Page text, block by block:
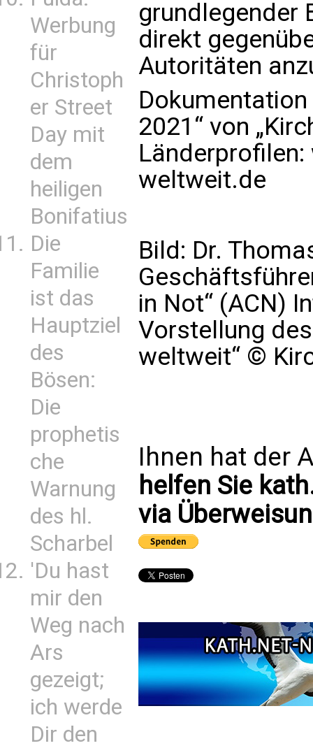
Werbung
für
Christoph
er Street
Day mit
dem
heiligen
Bonifatius
Die
Familie
ist das
Hauptziel
des
Bösen:
Die
prophetis
che
Warnung
des hl.
Scharbel
'Du hast
mir den
Weg nach
Ars
gezeigt;
ich werde
Dir den
grundlegender
direkt
Autoritäten
2021“ von
weltweit.de
Bild: Dr.
in Not“ (ACN)
Vorstellung
weltweit“ ©
Ihnen hat der
helfen Sie
via